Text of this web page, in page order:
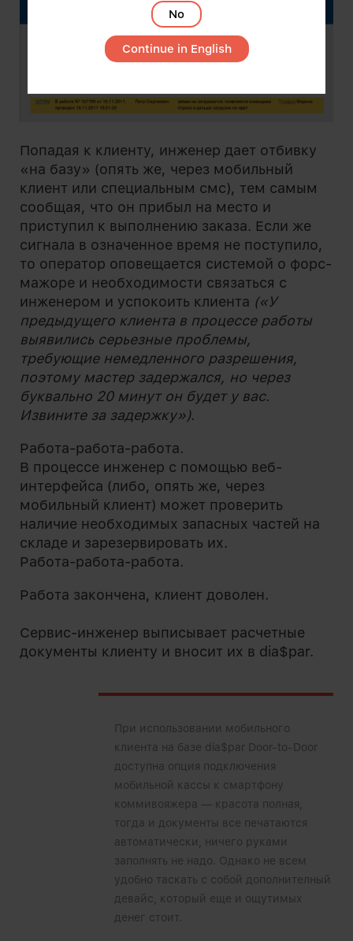
Попадая к клиенту, инженер дает отбивку
«на базу» (опять же, через мобильный
клиент или специальным смс), тем самым
сообщая, что он прибыл на место и
приступил к выполнению заказа. Если же
сигнала в означенное время не поступило,
то оператор оповещается системой о форс-
мажоре и необходимости связаться с
инженером и успокоить клиента («У
предыдущего клиента в процессе работы
выявились серьезные проблемы,
требующие немедленного разрешения,
поэтому мастер задержался, но через
буквально 20 минут он будет у вас.
Извините за задержку»).
Работа-работа-работа.
В процессе инженер с помощью веб-
интерфейса (либо, опять же, через
мобильный клиент) может проверить
наличие необходимых запасных частей на
складе и зарезервировать их.
Работа-работа-работа.
Работа закончена, клиент доволен.
Сервис-инженер выписывает расчетные
документы клиенту и вносит их в dia$par.
При использовании мобильного
клиента на базе dia$par Door-to-Door
доступна опция подключения
мобильной кассы к смартфону
коммивояжера — красота полная,
тогда и документы все печатаются
автоматически, ничего руками
заполнять не надо. Однако не всем
удобно таскать с собой дополнителный
девайс, который еще и ощутимых
денег стоит.
No
Continue in English